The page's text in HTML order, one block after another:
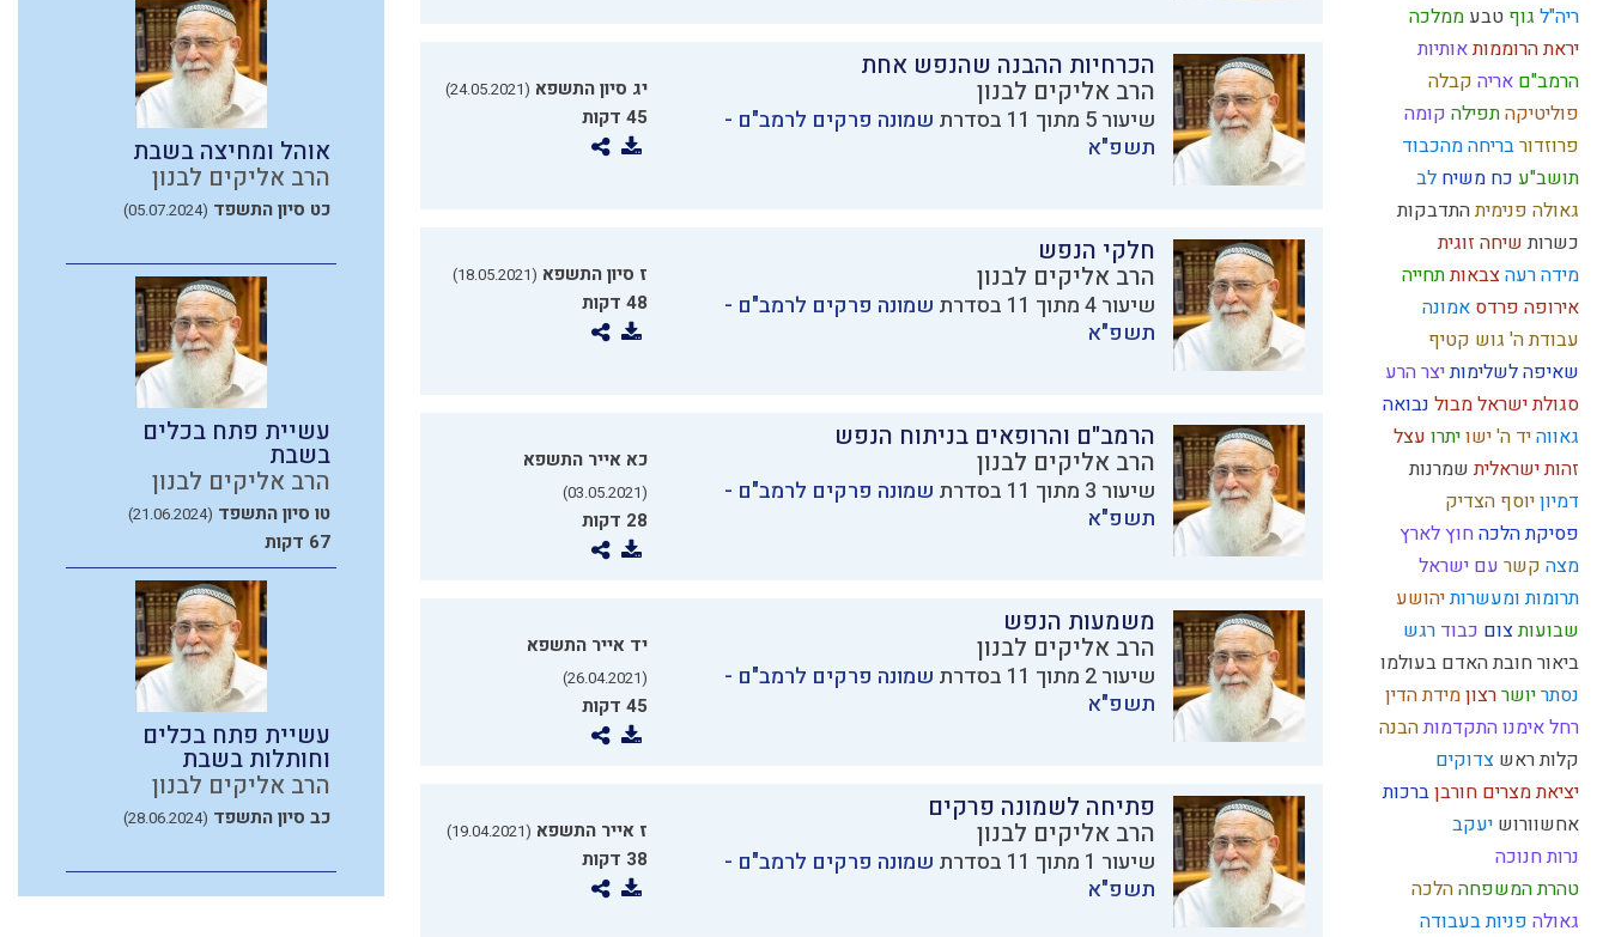
ריה"ל גוף טבע ממלכה
יראת הרוממותאותיות
הרמב"ם אריה קבלה
פוליטיקהתפילה קומה
פרוזדורבריחה מהכבוד
תושב"ע כח משיח לב
גאולה פנימיתהתדבקות
כשרותשיחה זוגית
מידה רעהצבאותתחייה
אירופה פרדס אמונה
עבודת ה' גוש קטיף
שאיפה לשלימותיצר הרע
סגולת ישראלמבול נבואה
גאווהיד ה'ישויתרו עצל
זהות ישראליתשמרנות
דמיוןיוסף הצדיק
פסיקת הלכה חוץ לארץ
מצה קשר עם ישראל
תרומות ומעשרותיהושע
שבועותצום כבוד רגש
ביאור חובת האדם בעולמו
נסתריושררצוןמידת הדין
רחל אימנו התקדמותהבנה
קלות ראש צדוקים
יציאת מצרים חורבןברכות
אחשוורוש יעקב
נרות חנוכה
טהרת המשפחההלכה
גאולה פניות בעבודה
הכרחיות ההבנה שהנפש אחת
הרב אליקים לבנון
שיעור 5 מתוך 11 בסדרת
שמונה פרקים לרמב"ם -
תשפ"א
יג סיון התשפא (24.05.2021)
45 דקות
חלקי הנפש
הרב אליקים לבנון
שיעור 4 מתוך 11 בסדרת
שמונה פרקים לרמב"ם -
תשפ"א
ז סיון התשפא (18.05.2021)
48 דקות
הרמב"ם והרופאים בניתוח הנפש
הרב אליקים לבנון
שיעור 3 מתוך 11 בסדרת
שמונה פרקים לרמב"ם -
תשפ"א
כא אייר התשפא
(03.05.2021)
28 דקות
משמעות הנפש
הרב אליקים לבנון
שיעור 2 מתוך 11 בסדרת
שמונה פרקים לרמב"ם -
תשפ"א
יד אייר התשפא
(26.04.2021)
45 דקות
פתיחה לשמונה פרקים
הרב אליקים לבנון
שיעור 1 מתוך 11 בסדרת
שמונה פרקים לרמב"ם -
תשפ"א
ז אייר התשפא (19.04.2021)
38 דקות
אוהל ומחיצה בשבת
הרב אליקים לבנון
כט סיון התשפד (05.07.2024)
עשיית פתח בכלים
בשבת
הרב אליקים לבנון
טו סיון התשפד (21.06.2024)
67 דקות
עשיית פתח בכלים
וחותלות בשבת
הרב אליקים לבנון
כב סיון התשפד (28.06.2024)